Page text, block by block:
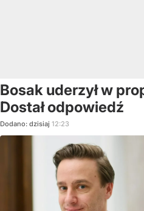
Bosak uderzył w
Dostał odpowiedź
Dodano: dzisiaj 12:23